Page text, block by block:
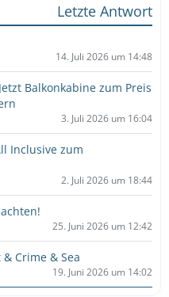
Letzte Antwort
14. Juli 2026 um 14:48
Balkonkabine zum Preis
3. Juli 2026 um 16:04
Inclusive zum
2. Juli 2026 um 18:44
25. Juni 2026 um 12:42
Crime & Sea
19. Juni 2026 um 14:02